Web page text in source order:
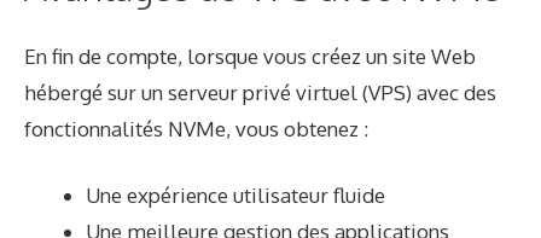
En fin de compte, lorsque vous créez un site Web
hébergé sur un serveur privé virtuel (VPS) avec des
fonctionnalités NVMe, vous obtenez :
Une expérience utilisateur fluide
Une meilleure gestion des applications